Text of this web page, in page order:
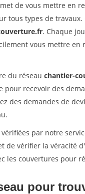
de vous mettre en
tous types de
. Chaque
vous mettre
du réseau chantier-
recevoir des
des demandes de
par notre
de vérifier la véracité
les couvertures pour
pour